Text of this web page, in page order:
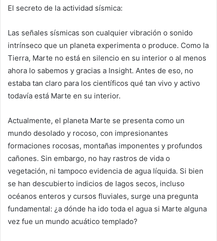
El secreto de la actividad sísmica:
Las señales sísmicas son cualquier vibración o sonido
intrínseco que un planeta experimenta o produce. Como la
Tierra, Marte no está en silencio en su interior o al menos
ahora lo sabemos y gracias a Insight. Antes de eso, no
estaba tan claro para los científicos qué tan vivo y activo
todavía está Marte en su interior.
Actualmente, el planeta Marte se presenta como un
mundo desolado y rocoso, con impresionantes
formaciones rocosas, montañas imponentes y profundos
cañones. Sin embargo, no hay rastros de vida o
vegetación, ni tampoco evidencia de agua líquida. Si bien
se han descubierto indicios de lagos secos, incluso
océanos enteros y cursos fluviales, surge una pregunta
fundamental: ¿a dónde ha ido toda el agua si Marte alguna
vez fue un mundo acuático templado?